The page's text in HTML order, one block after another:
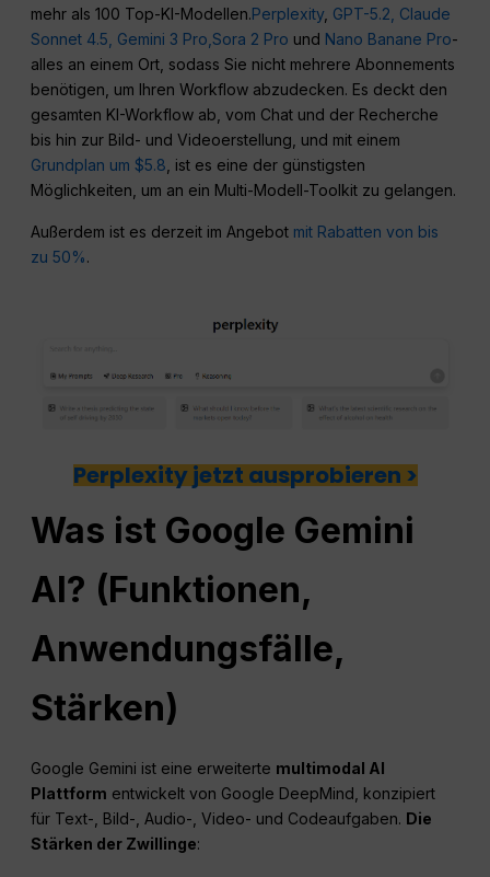
mehr als 100 Top-KI-Modellen.Perplexity, GPT-5.2, Claude
Sonnet 4.5, Gemini 3 Pro,Sora 2 Pro und Nano Banane Pro-
alles an einem Ort, sodass Sie nicht mehrere Abonnements
benötigen, um Ihren Workflow abzudecken. Es deckt den
gesamten KI-Workflow ab, vom Chat und der Recherche
bis hin zur Bild- und Videoerstellung, und mit einem
Grundplan um $5.8, ist es eine der günstigsten
Möglichkeiten, um an ein Multi-Modell-Toolkit zu gelangen.
Außerdem ist es derzeit im Angebot mit Rabatten von bis
zu 50%.
Perplexity jetzt ausprobieren >
Was ist Google Gemini
AI? (Funktionen,
Anwendungsfälle,
Stärken)
Google Gemini ist eine erweiterte multimodal AI
Plattform entwickelt von Google DeepMind, konzipiert
für Text-, Bild-, Audio-, Video- und Codeaufgaben. Die
Stärken der Zwillinge: